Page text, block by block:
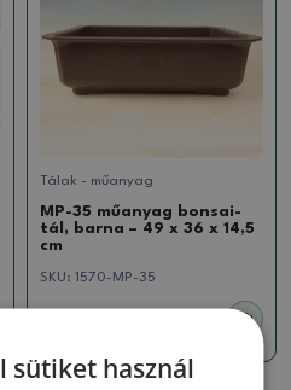
Tálak - műanyag
MP-35 műanyag bonsai-
tál, barna – 49 x 36 x 14,5
cm
SKU: 1570-MP-35
sütiket használ